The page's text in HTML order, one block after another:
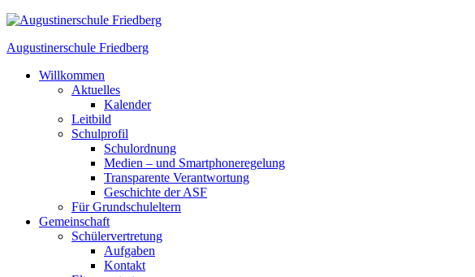
Augustinerschule Friedberg
Willkommen
Aktuelles
Kalender
Leitbild
Schulprofil
Schulordnung
Medien – und Smartphoneregelung
Transparente Verantwortung
Geschichte der ASF
Für Grundschuleltern
Gemeinschaft
Schülervertretung
Aufgaben
Kontakt